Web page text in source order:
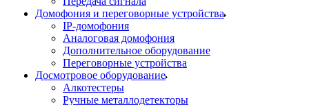
Домофония и переговорные устройства
IP-домофония
Аналоговая домофония
Дополнительное оборудование
Переговорные устройства
Досмотровое оборудование
Алкотестеры
Ручные металлодетекторы